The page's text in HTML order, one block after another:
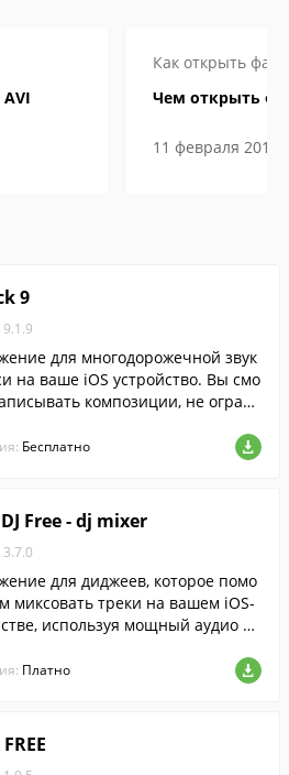
Как открыть файл
Чем открыть
11 февраля 2019
9
для многодорожечной звук
на ваше iOS устройство. Вы смо
композиции, не огран
на дорожки и т.д.
Бесплатно
Free - dj mixer
для диджеев, которое помо
миксовать треки на вашем iOS-
используя мощный аудио дв
Платно